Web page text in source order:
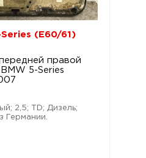
(E60/61)
правой
5-Series
2,5; TD; Дизель;
Германии.